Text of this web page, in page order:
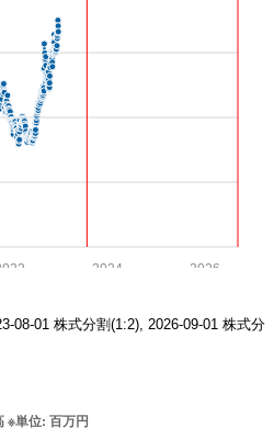
2026
2024
08-01 株式分割(1:2), 2026-09-01 株式分